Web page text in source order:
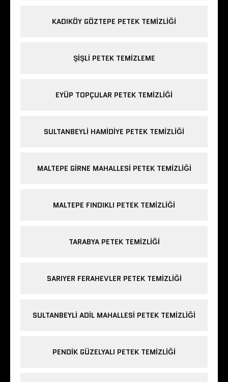
KADIKÖY GÖZTEPE PETEK TEMIZLIĞI
ŞIŞLI PETEK TEMIZLEME
EYÜP TOPÇULAR PETEK TEMIZLIĞI
SULTANBEYLI HAMIDIYE PETEK TEMIZLIĞI
MALTEPE GIRNE MAHALLESI PETEK TEMIZLIĞI
MALTEPE FINDIKLI PETEK TEMIZLIĞI
TARABYA PETEK TEMIZLIĞI
SARIYER FERAHEVLER PETEK TEMIZLIĞI
SULTANBEYLI ADIL MAHALLESI PETEK TEMIZLIĞI
PENDIK GÜZELYALI PETEK TEMIZLIĞI